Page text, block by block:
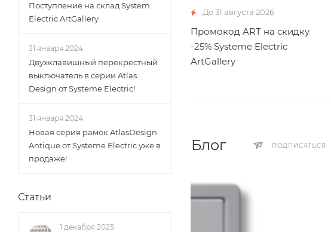
До 31 августа 2026
Промокод ART на скидку
-25% Systeme Electric
ArtGallery
Блог ПОДПИСАТЬСЯ
Поступление на склад System
Electric ArtGallery
31 января 2024
Двухклавишный перекрестный
выключатель в серии Atlas
Design от Systeme Electric!
31 января 2024
Новая серия рамок AtlasDesign
Antique от Systeme Electric уже в
продаже!
Статьи
1 декабря 2025